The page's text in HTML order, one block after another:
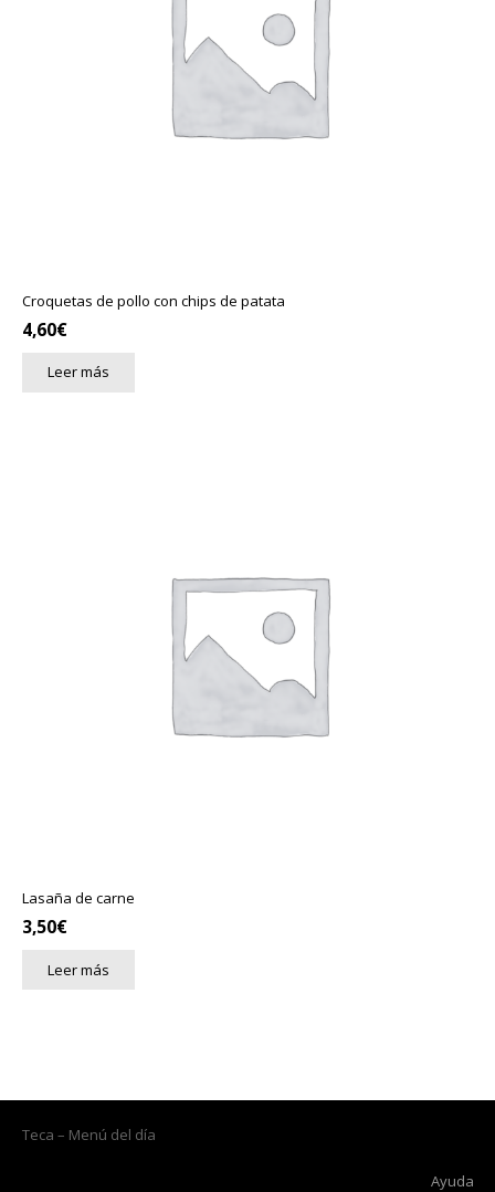
Croquetas de pollo con chips de patata
4,60€
Leer más
Lasaña de carne
3,50€
Leer más
Teca – Menú del día
Ayuda